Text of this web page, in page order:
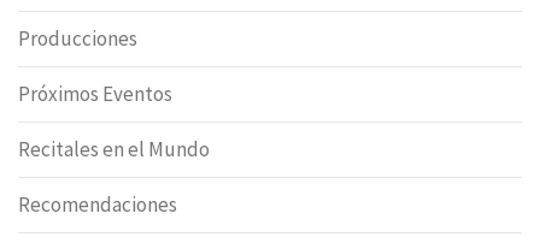
Producciones
Próximos Eventos
Recitales en el Mundo
Recomendaciones